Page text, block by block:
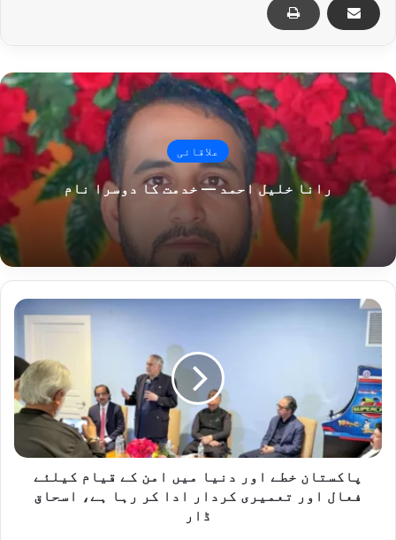
علاقائی
رانا خلیل احمد — خدمت کا دوسرا نام
پاکستان
خطے
اور
دنیا
میں
امن
کے
قیام
کیلئے
پاکستان خطے اور دنیا میں امن کے قیام کیلئے
فعال اور تعمیری کردار ادا کر رہا ہے، اسحاق
ڈار